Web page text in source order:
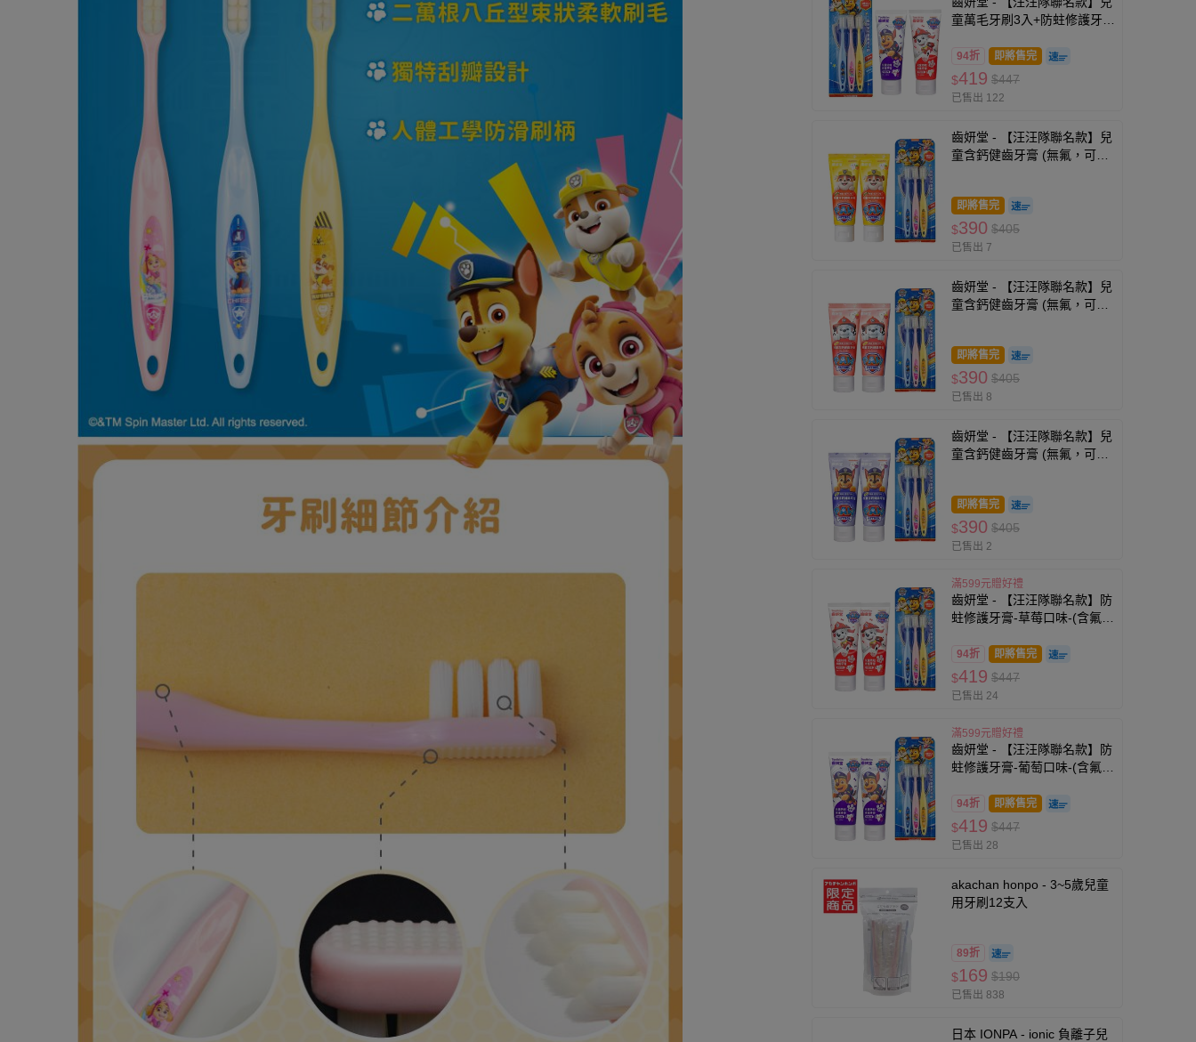
童萬毛牙刷3入+防蛀修護牙膏
1200ppm)
94折 即將售完
$419 $447
已售出 122
齒妍堂 - 【汪汪隊聯名款】兒
童含鈣健齒牙膏 (無氟，可吞
即將售完
$390 $405
已售出 7
齒妍堂 - 【汪汪隊聯名款】兒
童含鈣健齒牙膏 (無氟，可吞
即將售完
$390 $405
已售出 8
齒妍堂 - 【汪汪隊聯名款】兒
童含鈣健齒牙膏 (無氟，可吞
即將售完
$390 $405
已售出 2
滿599元贈好禮
齒妍堂 - 【汪汪隊聯名款】防
蛀修護牙膏-草莓口味-(含氟，
刷-3入
94折 即將售完
$419 $447
已售出 24
滿599元贈好禮
齒妍堂 - 【汪汪隊聯名款】防
蛀修護牙膏-葡萄口味-(含氟，
刷-3入
94折 即將售完
$419 $447
已售出 28
akachan honpo - 3~5歲兒童
用牙刷12支入
89折
$169 $190
已售出 838
日本 IONPA - ionic 負離子兒